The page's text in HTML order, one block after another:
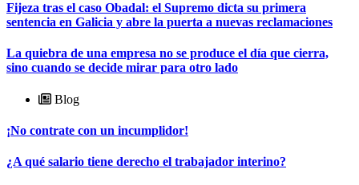
Fijeza tras el caso Obadal: el Supremo dicta su primera
sentencia en Galicia y abre la puerta a nuevas reclamaciones
La quiebra de una empresa no se produce el día que cierra,
sino cuando se decide mirar para otro lado
Blog
¡No contrate con un incumplidor!
¿A qué salario tiene derecho el trabajador interino?